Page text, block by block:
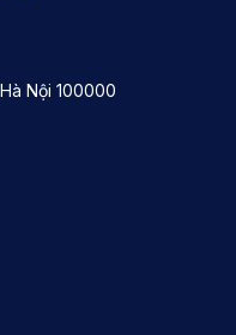
hoặc cửa kính lớn ở
giá rẻ tại Hoài Đức
Nội 100000